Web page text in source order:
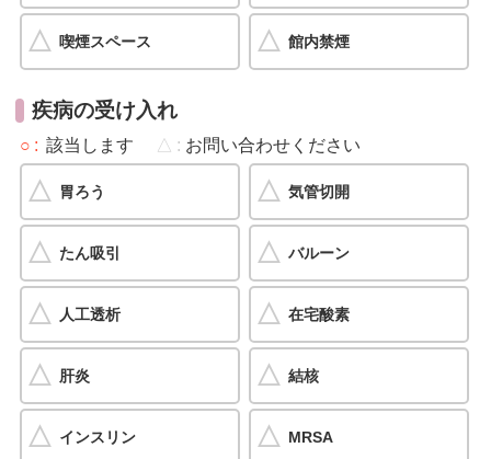
喫煙スペース 館内禁煙
疾病の受け入れ
○ 該当します △ お問い合わせください
胃ろう 気管切開
たん吸引 バルーン
人工透析 在宅酸素
肝炎 結核
インスリン MRSA